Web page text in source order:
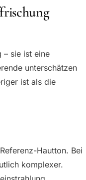
– sie ist eine
unterschätzen
ist als die
Hautton. Bei
komplexer.